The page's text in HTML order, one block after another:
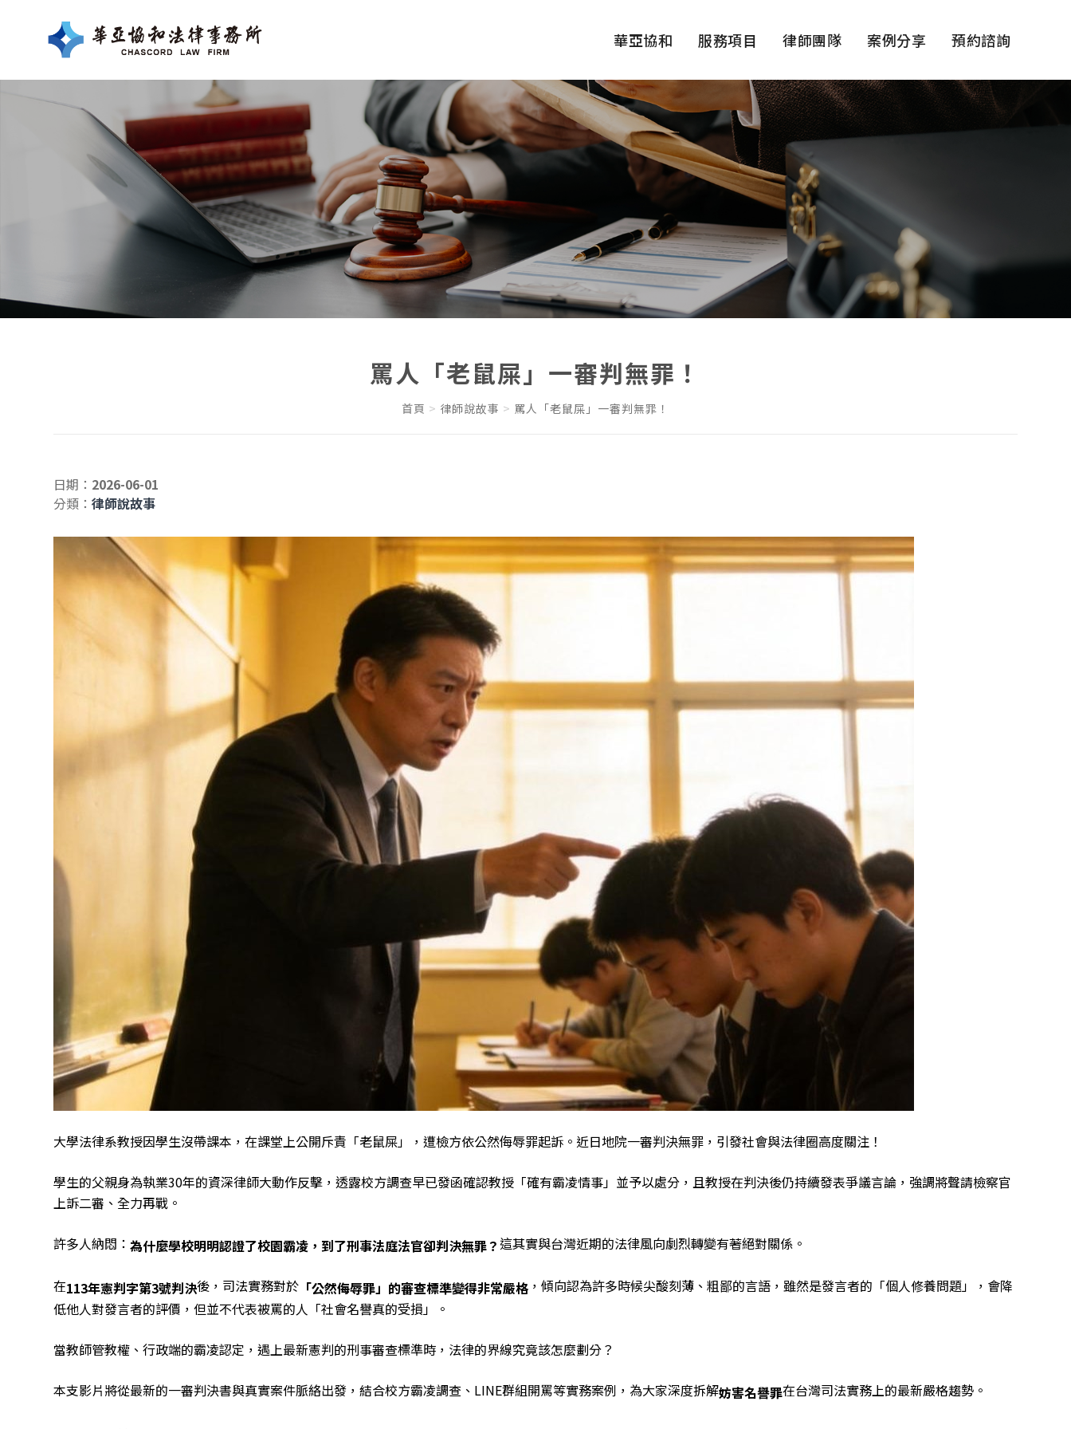
華亞協和 服務項目 律師團隊 案例分享 預約諮詢
罵人「老鼠屎」一審判無罪！
首頁 律師說故事 罵人「老鼠屎」一審判無罪！
日期： 2026-06-01
分類：律師說故事
大學法律系教授因學生沒帶課本，在課堂上公開斥責「老鼠屎」，遭檢方依公然侮辱罪起訴。近日地院一審判決無罪，引發社會與法律圈高度關注！
學生的父親身為執業30年的資深律師大動作反擊，透露校方調查早已發函確認教授「確有霸凌情事」並予以處分，且教授在判決後仍持續發表爭議言論，強調將聲請檢察官
上訴二審、全力再戰。
許多人納悶： 為什麼學校明明認證了校園霸凌，到了刑事法庭法官卻判決無罪？ 這其實與台灣近期的法律風向劇烈轉變有著絕對關係。
在113年憲判字第3號判決後，司法實務對於 「公然侮辱罪」的審查標準變得非常嚴格 ，傾向認為許多時候尖酸刻薄、粗鄙的言語，雖然是發言者的「個人修養問題」，會降
低他人對發言者的評價，但並不代表被罵的人「社會名譽真的受損」。
當教師管教權、行政端的霸凌認定，遇上最新憲判的刑事審查標準時，法律的界線究竟該怎麼劃分？
本支影片將從最新的一審判決書與真實案件脈絡出發，結合校方霸凌調查、LINE群組開罵等實務案例，為大家深度拆解妨害名譽罪在台灣司法實務上的最新嚴格趨勢。